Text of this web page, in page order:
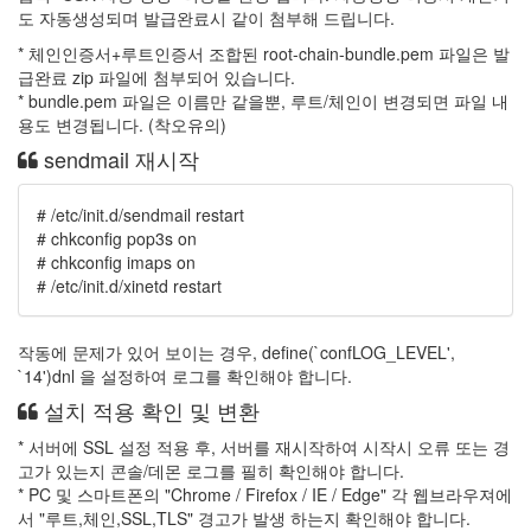
도 자동생성되며 발급완료시 같이 첨부해 드립니다.
* 체인인증서+루트인증서 조합된 root-chain-bundle.pem 파일은 발
급완료 zip 파일에 첨부되어 있습니다.
* bundle.pem 파일은 이름만 같을뿐, 루트/체인이 변경되면 파일 내
용도 변경됩니다. (착오유의)
sendmail 재시작
# /etc/init.d/sendmail restart
# chkconfig pop3s on
# chkconfig imaps on
# /etc/init.d/xinetd restart
작동에 문제가 있어 보이는 경우, define(`confLOG_LEVEL',
`14')dnl 을 설정하여 로그를 확인해야 합니다.
설치 적용 확인 및 변환
* 서버에 SSL 설정 적용 후, 서버를 재시작하여 시작시 오류 또는 경
고가 있는지 콘솔/데몬 로그를 필히 확인해야 합니다.
* PC 및 스마트폰의 "Chrome / Firefox / IE / Edge" 각 웹브라우져에
서 "루트,체인,SSL,TLS" 경고가 발생 하는지 확인해야 합니다.